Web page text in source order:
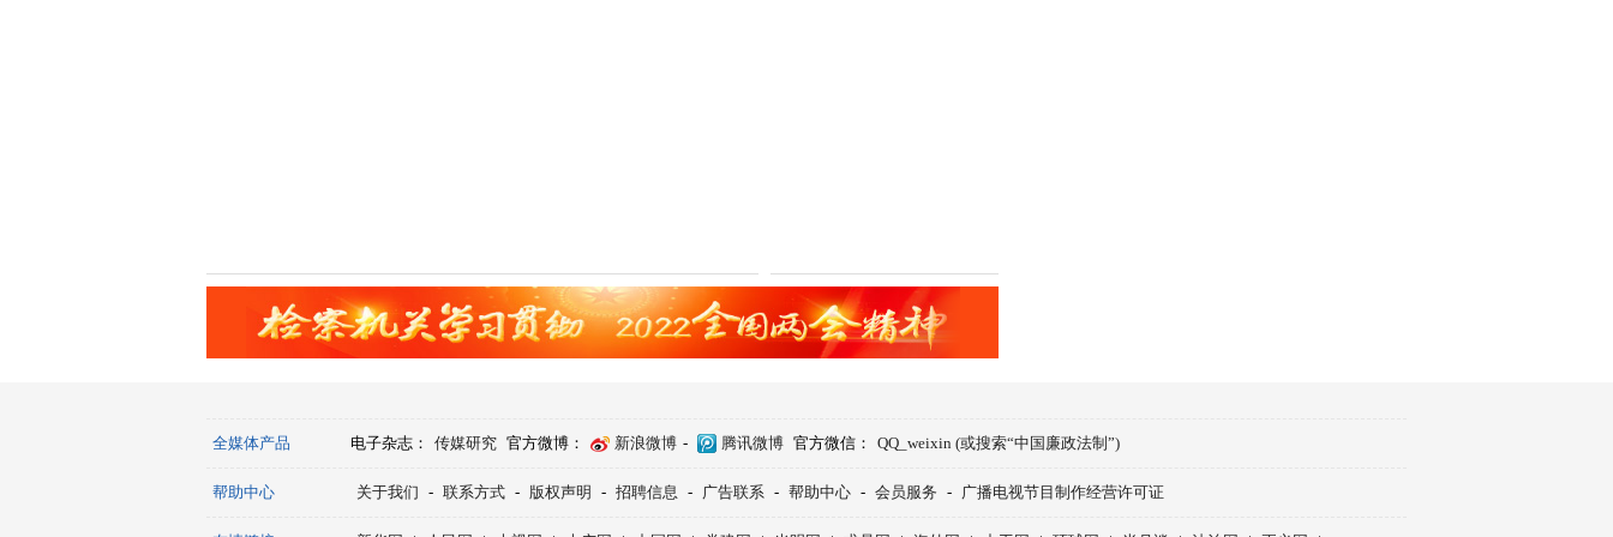
全媒体产品 电子杂志： 传媒研究 官方微博： 新浪微博 - 腾讯微博 官方微信： QQ_weixin (或搜索“中国廉政法制”)
帮助中心 关于我们 - 联系方式 - 版权声明 - 招聘信息 - 广告联系 - 帮助中心 - 会员服务 - 广播电视节目制作经营许可证